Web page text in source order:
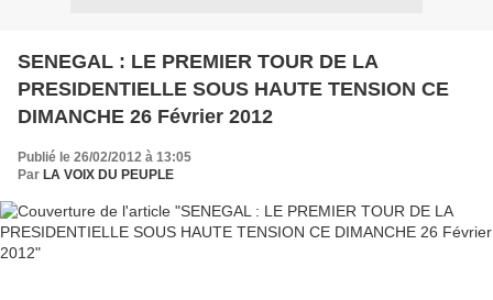
SENEGAL : LE PREMIER TOUR DE LA
PRESIDENTIELLE SOUS HAUTE TENSION CE
DIMANCHE 26 Février 2012
Publié le 26/02/2012 à 13:05
Par LA VOIX DU PEUPLE